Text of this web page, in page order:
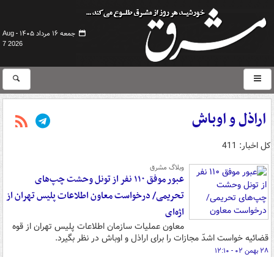
جمعه ۱۶ مرداد ۱۴۰۵ -
Aug
7 2026
اراذل و اوباش
کل اخبار: 411
وبلاگ مشرق
عبور موفق ۱۱۰ نفر از تونل وحشت چپ‌های
تحریمی/ درخواست معاون اطلاعات پلیس تهران از
اژه‌ای
معاون عملیات سازمان اطلاعات پلیس تهران از قوه
قضائیه خواست اشدّ مجازات را برای اراذل و اوباش در نظر بگیرد.
۲۸ بهمن ۰۲ - ۱۲:۱۰